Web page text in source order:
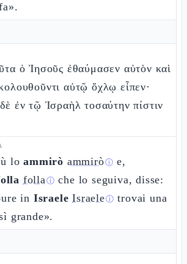
ὁ Ἰησοῦς ἐθαύμασεν αὐτὸν καὶ
αὐτῷ ὄχλῳ εἶπεν·
ἐν τῷ Ἰσραὴλ τοσαύτην πίστιν
loammirò ammiròⓘ e,
follaⓘ che lo seguiva, disse:
in Israele Israeleⓘ trovai una
grande».